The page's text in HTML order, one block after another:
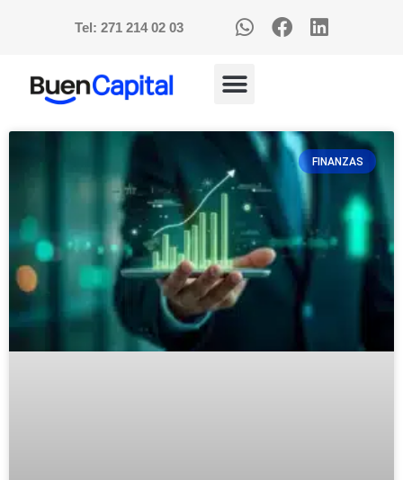
Tel: 271 214 02 03
FINANZAS